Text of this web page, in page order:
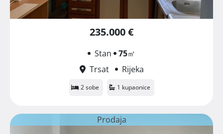
235.000 €
Stan 75㎡
Trsat
Rijeka
2 sobe 1 kupaonice
Prodaja